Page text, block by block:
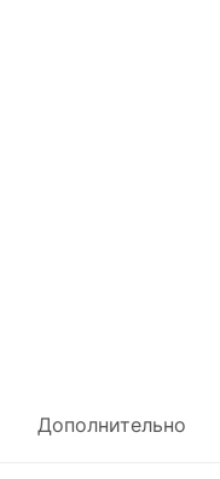
Дополнительно